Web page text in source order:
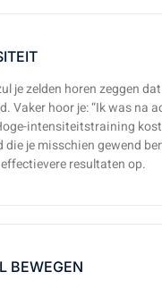
je zelden horen zeggen
Vaker hoor je: “Ik was na
intensiteitstraining
je misschien gewend
resultaten op.
BEWEGEN